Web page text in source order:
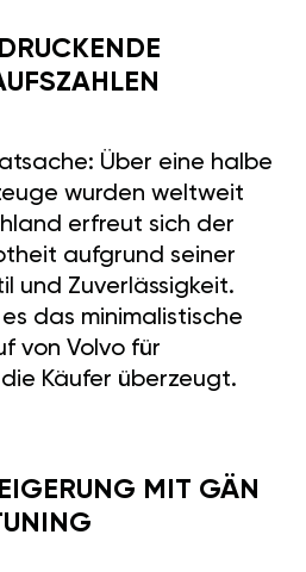
Über eine halbe
wurden weltweit
erfreut sich der
aufgrund seiner
und Zuverlässigkeit.
das minimalistische
von Volvo für
Käufer überzeugt.
MIT GÄN